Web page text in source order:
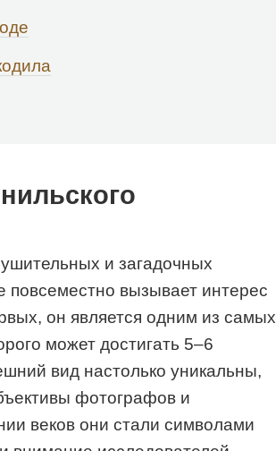
и загадочных
вызывает интерес
он является одним из самых
может достигать 5–6
вид настолько уникальны,
фотографов и
веков они стали символами